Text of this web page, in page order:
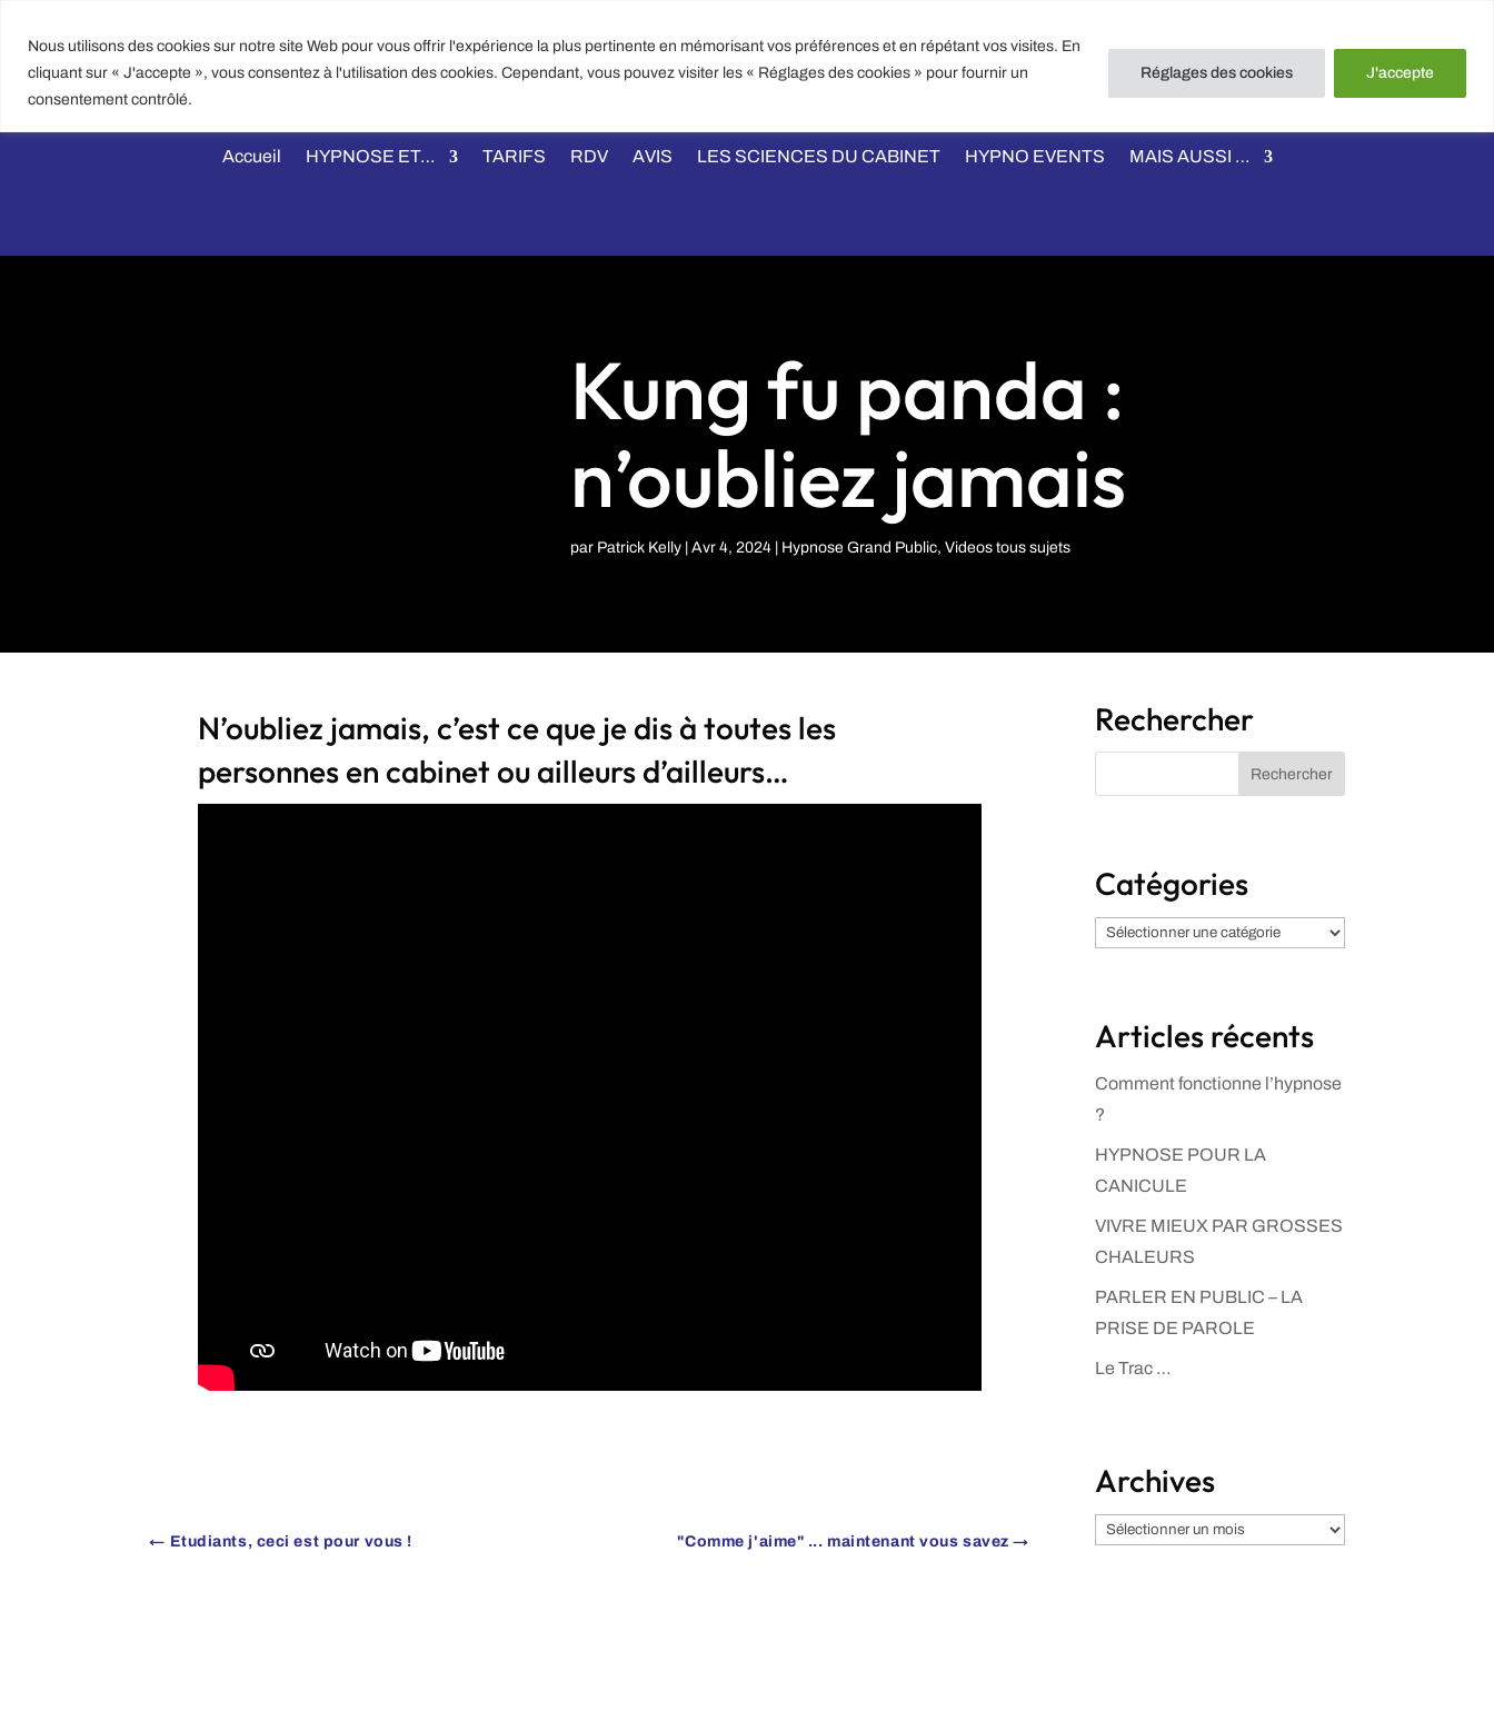
Nous utilisons des cookies sur notre site Web pour vous offrir l'expérience la plus pertinente en mémorisant vos préférences et en répétant vos visites. En
cliquant sur « J'accepte », vous consentez à l'utilisation des cookies. Cependant, vous pouvez visiter les « Réglages des cookies » pour fournir un
consentement contrôlé.
Réglages des cookies J'accepte
EMAIL :
CONTACT@IHNPL.FR
3 rue de la biscuiterie 44000 NANTES
TEL : 07 56 940 940
Accueil HYPNOSE ET… TARIFS RDV AVIS LES SCIENCES DU CABINET HYPNO EVENTS MAIS AUSSI …
Kung fu panda :
n’oubliez jamais
par Patrick Kelly| Avr 4, 2024| Hypnose Grand Public, Videos tous sujets
N’oubliez jamais, c’est ce que je dis à toutes les
personnes en cabinet ou ailleurs d’ailleurs…
← Etudiants, ceci est pour vous ! "Comme j'aime" ... maintenant vous savez →
Rechercher
Catégories
Catégories
Articles récents
Comment fonctionne l’hypnose
?
HYPNOSE POUR LA
CANICULE
VIVRE MIEUX PAR GROSSES
CHALEURS
PARLER EN PUBLIC – LA
PRISE DE PAROLE
Le Trac …
Archives
Archives